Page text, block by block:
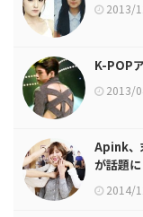
2013/
K-POP
2013/
Apink、
が話題に
2014/